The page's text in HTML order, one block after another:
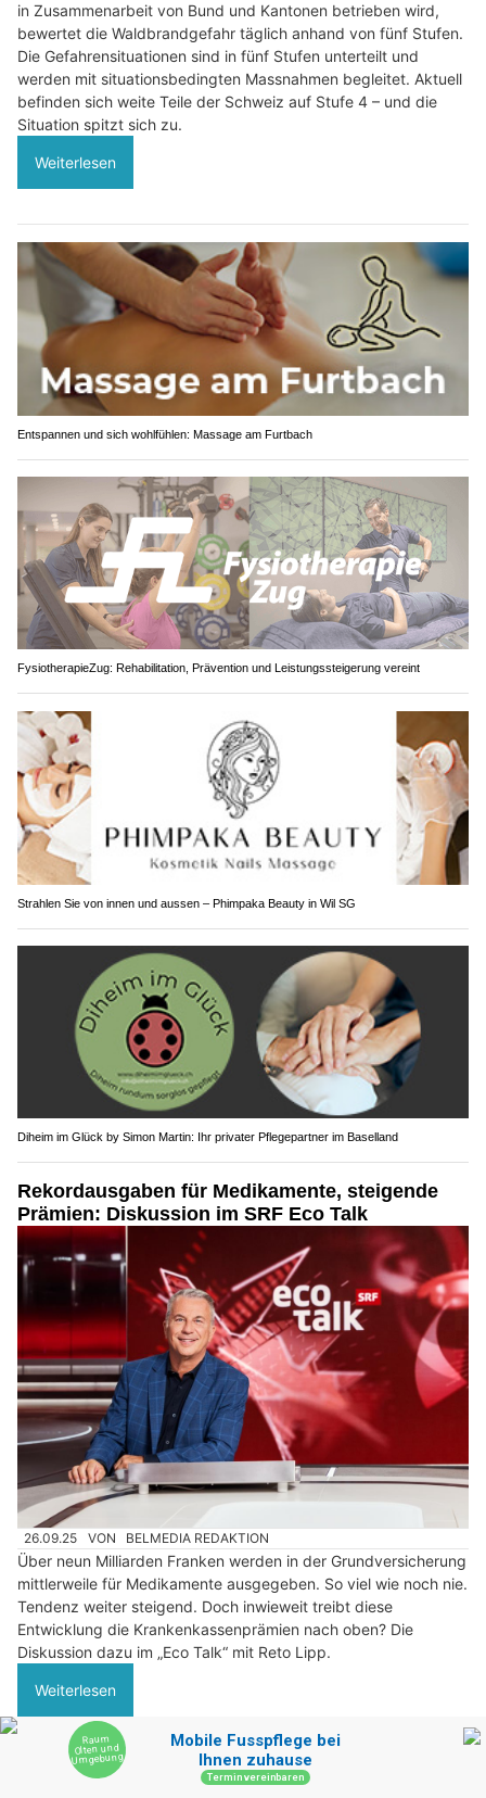
in Zusammenarbeit von Bund und Kantonen betrieben wird,
bewertet die Waldbrandgefahr täglich anhand von fünf Stufen.
Die Gefahrensituationen sind in fünf Stufen unterteilt und
werden mit situationsbedingten Massnahmen begleitet. Aktuell
befinden sich weite Teile der Schweiz auf Stufe 4 – und die
Situation spitzt sich zu.
Weiterlesen
Entspannen und sich wohlfühlen: Massage am Furtbach
FysiotherapieZug: Rehabilitation, Prävention und Leistungssteigerung vereint
Strahlen Sie von innen und aussen – Phimpaka Beauty in Wil SG
Diheim im Glück by Simon Martin: Ihr privater Pflegepartner im Baselland
Rekordausgaben für Medikamente, steigende
Prämien: Diskussion im SRF Eco Talk
26.09.25 VON BELMEDIA REDAKTION
Über neun Milliarden Franken werden in der Grundversicherung
mittlerweile für Medikamente ausgegeben. So viel wie noch nie.
Tendenz weiter steigend. Doch inwieweit treibt diese
Entwicklung die Krankenkassenprämien nach oben? Die
Diskussion dazu im „Eco Talk“ mit Reto Lipp.
Weiterlesen